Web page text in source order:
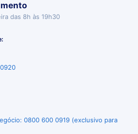
das 8h às 19h30
0800 600 0919 (exclusivo para